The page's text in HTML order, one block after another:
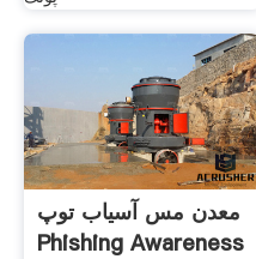
معدن مس آسیاب توپ
Phishing Awareness